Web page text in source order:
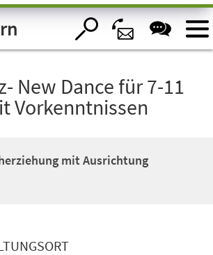
New Dance für 7-11
Vorkenntnissen
mit Ausrichtung